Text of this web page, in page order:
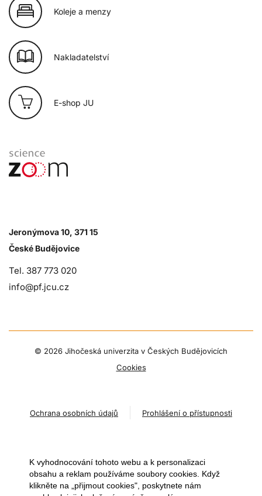
Koleje a menzy
Nakladatelství
E-shop JU
Jeronýmova 10, 371 15
České Budějovice
Tel. 387 773 020
info@pf.jcu.cz
© 2026 Jihočeská univerzita v Českých Budějovicích
Cookies
Ochrana osobních údajů Prohlášení o přístupnosti
K vyhodnocování tohoto webu a k personalizaci
obsahu a reklam používáme soubory cookies. Když
klikněte na „přijmout cookies", poskytnete nám